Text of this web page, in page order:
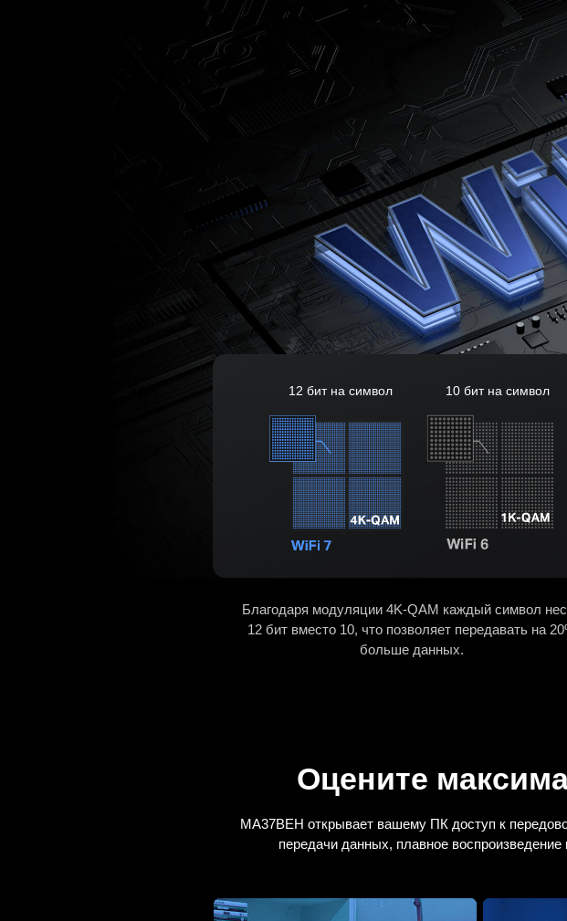
12 бит на символ 10 бит на символ
Благодаря модуляции 4K-QAM каждый символ
12 бит вместо 10, что позволяет передавать на
больше данных.
Оцените
MA37BEH открывает вашему ПК доступ к
передачи данных, плавное